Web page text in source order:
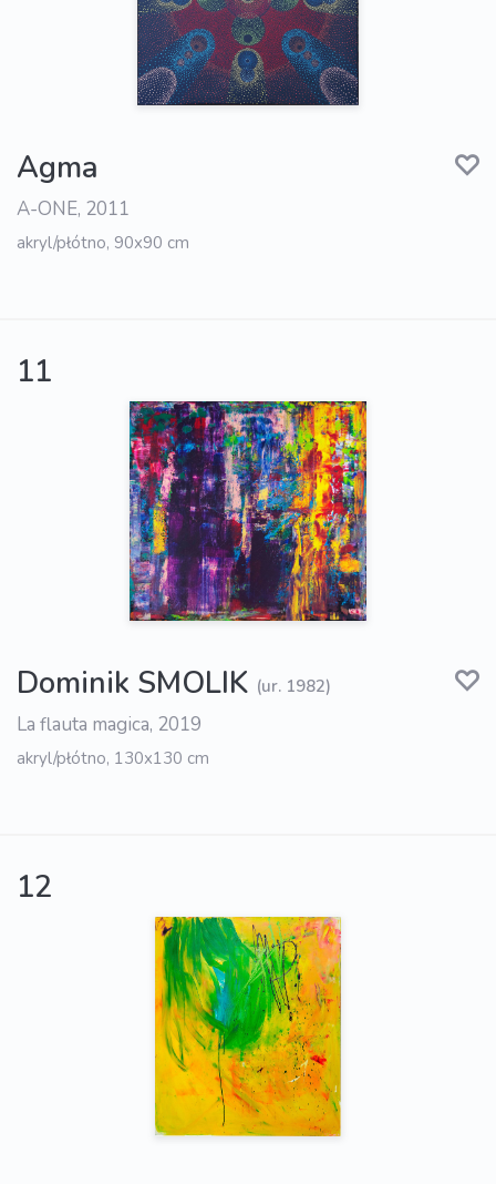
Agma
A-ONE, 2011
akryl/płótno, 90x90 cm
11
Dominik SMOLIK (ur. 1982)
La flauta magica, 2019
akryl/płótno, 130x130 cm
12